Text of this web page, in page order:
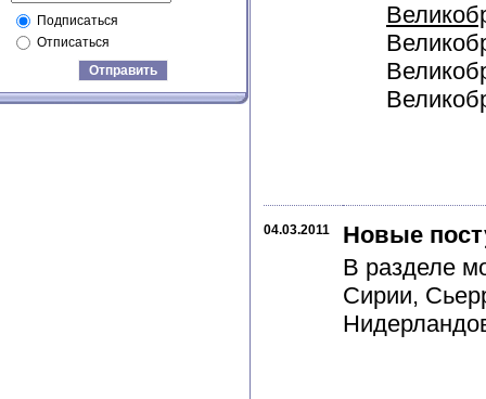
Подписаться
Отписаться
Отправить
04.03.2011
Новые
В разделе
Сирии,